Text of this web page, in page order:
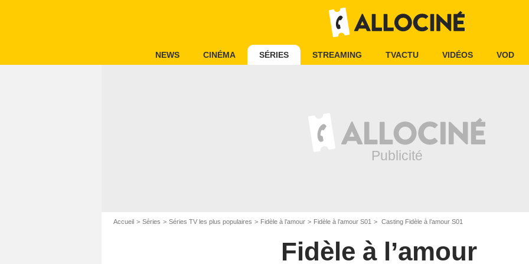
NEWS CINÉMA SÉRIES STREAMING TVACTU VIDÉOS VOD
Accueil Séries Séries TV les plus populaires Fidèle à l’amour Fidèle à l’amour S01 Casting Fidèle à l’amour S01
Fidèle à l’amour